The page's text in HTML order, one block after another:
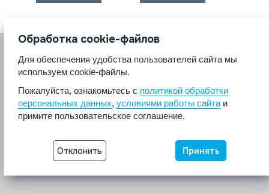
© 2017 A2A4
Крепеж из нержавеющей стали А2 А4.
Разработка сайта -
Неткам
Обработка cookie-файлов
Для обеспечения удобства пользователей сайта мы
используем cookie-файлы.
Пожалуйста, ознакомьтесь с политикой обработки
персональных данных, условиями работы сайта и
примите пользовательское соглашение.
Отклонить Принять